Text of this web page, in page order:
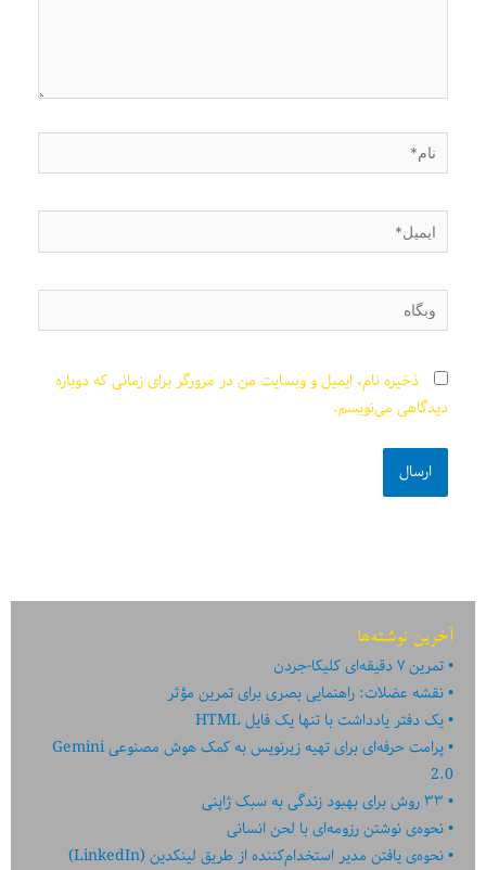
نام*
ایمیل*
وبگاه
ذخیره نام، ایمیل و وبسایت من در مرورگر برای زمانی که دوباره
دیدگاهی می‌نویسم.
آخرین نوشته‌ها
تمرین ۷ دقیقه‌ای کلیکا-جردن
نقشه عضلات: راهنمایی بصری برای تمرین مؤثر
یک دفتر یادداشت با تنها یک فایل HTML
پرامت حرفه‌ای برای تهیه زیرنویس به کمک هوش مصنوعی Gemini
2.0
۳۳ روش برای بهبود زندگی به سبک ژاپنی
نحوه‌ی نوشتن رزومه‌ای با لحن انسانی
نحوه‌ی یافتن مدیر استخدام‌کننده از طریق لینکدین (LinkedIn)